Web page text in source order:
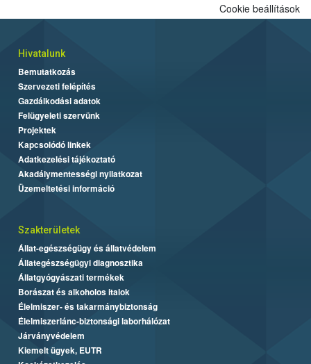
Cookie beállítások
Hivatalunk
Bemutatkozás
Szervezeti felépítés
Gazdálkodási adatok
Felügyeleti szervünk
Projektek
Kapcsolódó linkek
Adatkezelési tájékoztató
Akadálymentességi nyilatkozat
Üzemeltetési információ
Szakterületek
Állat-egészségügy és állatvédelem
Állategészségügyi diagnosztika
Állatgyógyászati termékek
Borászat és alkoholos italok
Élelmiszer- és takarmánybiztonság
Élelmiszerlánc-biztonsági laborhálózat
Járványvédelem
Kiemelt ügyek, EUTR